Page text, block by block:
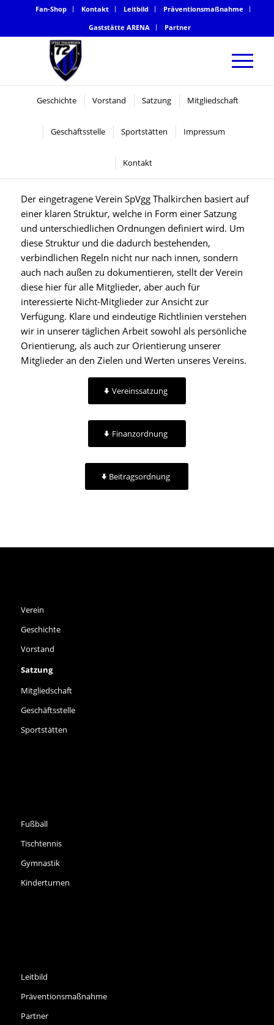
Fan-Shop Kontakt Leitbild
Präventionsmaßnahme
Gaststätte ARENA
Partner
Geschichte Vorstand Satzung Mitgliedschaft
Geschäftsstelle Sportstätten Impressum
Kontakt
SATZUNG UND ORDNUNGEN
Der eingetragene Verein SpVgg Thalkirchen basiert auf
einer klaren Struktur, welche in Form einer Satzung
und unterschiedlichen Ordnungen definiert wird. Um
diese Struktur und die dadurch bestehenden,
verbindlichen Regeln nicht nur nach innen, sondern
auch nach außen zu dokumentieren, stellt der Verein
diese hier für alle Mitglieder, aber auch für
interessierte Nicht-Mitglieder zur Ansicht zur
Verfügung. Klare und eindeutige Richtlinien verstehen
wir in unserer täglichen Arbeit sowohl als persönliche
Orientierung, als auch zur Orientierung unserer
Mitglieder an den Zielen und Werten unseres Vereins.
Vereinssatzung
Finanzordnung
Beitragsordnung
Verein
Geschichte
Vorstand
Satzung
Mitgliedschaft
Geschäftsstelle
Sportstätten
Fußball
Tischtennis
Gymnastik
Kinderturnen
Leitbild
Präventionsmaßnahme
Partner